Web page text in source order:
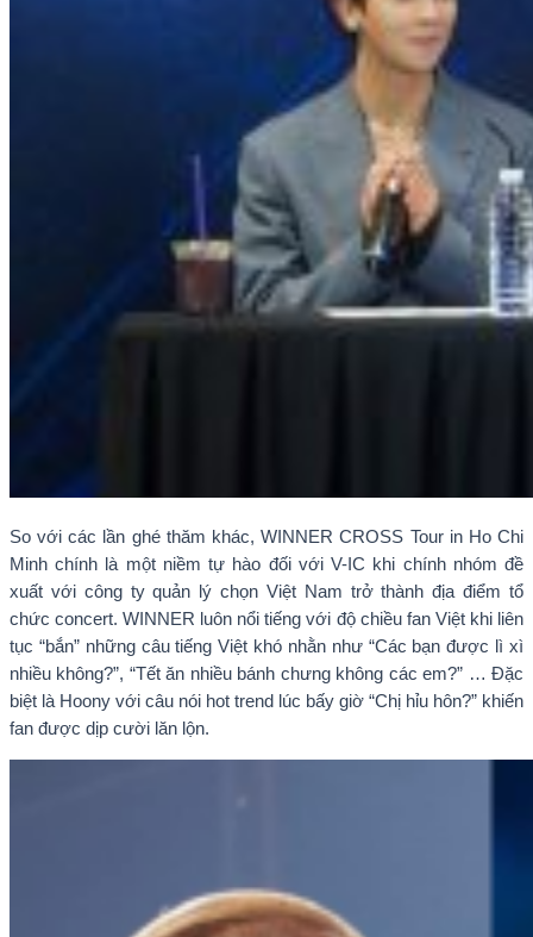
So với các lần ghé thăm khác, WINNER CROSS Tour in Ho Chi
Minh chính là một niềm tự hào đối với V-IC khi chính nhóm đề
xuất với công ty quản lý chọn Việt Nam trở thành địa điểm tổ
chức concert. WINNER luôn nổi tiếng với độ chiều fan Việt khi liên
tục “bắn” những câu tiếng Việt khó nhằn như “Các bạn được lì xì
nhiều không?”, “Tết ăn nhiều bánh chưng không các em?” … Đặc
biệt là Hoony với câu nói hot trend lúc bấy giờ “Chị hỉu hôn?” khiến
fan được dịp cười lăn lộn.